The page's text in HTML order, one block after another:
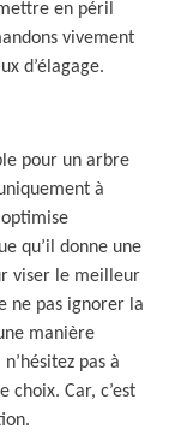
en péril
vivement
d’élagage.
pour un arbre
à
qu’il donne une
viser le meilleur
ne pas ignorer la
manière
pas à
Car, c’est